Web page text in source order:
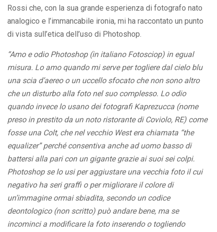
Rossi che, con la sua grande esperienza di fotografo nato
analogico e l’immancabile ironia, mi ha raccontato un punto
di vista sull’etica dell’uso di Photoshop.
“Amo e odio Photoshop (in italiano Fotosciop) in egual
misura. Lo amo quando mi serve per togliere dal cielo blu
una scia d’aereo o un uccello sfocato che non sono altro
che un disturbo alla foto nel suo complesso. Lo odio
quando invece lo usano dei fotografi Kaprezucca (nome
preso in prestito da un noto ristorante di Coviolo, RE) come
fosse una Colt, che nel vecchio West era chiamata “the
equalizer” perché consentiva anche ad uomo basso di
battersi alla pari con un gigante grazie ai suoi sei colpi.
Photoshop se lo usi per aggiustare una vecchia foto il cui
negativo ha seri graffi o per migliorare il colore di
un’immagine ormai sbiadita, secondo un codice
deontologico (non scritto) può andare bene, ma se
incominci a modificare la foto inserendo o togliendo